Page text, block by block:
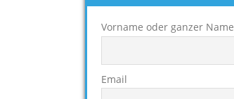
Vorname oder ganzer Name
Email